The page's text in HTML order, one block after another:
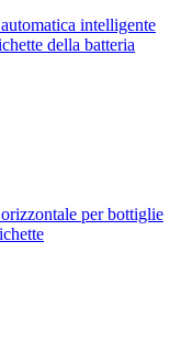
intelligente
della batteria
per bottiglie